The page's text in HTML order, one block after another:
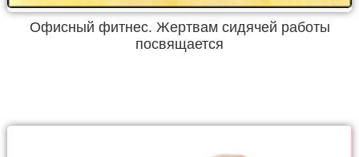
Офисный фитнес. Жертвам сидячей работы
посвящается